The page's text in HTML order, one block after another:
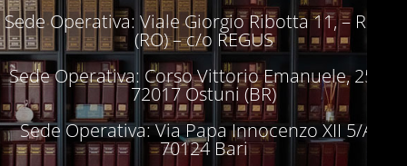
Sede Operativa: Viale Giorgio Ribotta 11, – Roma
(RO) – c/o REGUS
Sede Operativa: Corso Vittorio Emanuele, 250 –
72017 Ostuni (BR)
Sede Operativa: Via Papa Innocenzo XII 5/A –
70124 Bari